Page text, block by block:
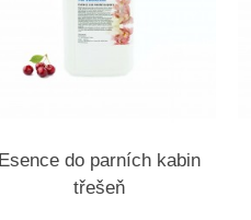
Esence do parních kabin
třešeň